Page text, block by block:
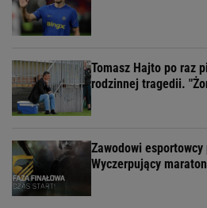
Tomasz Hajto po raz
rodzinnej tragedii.
Zawodowi esportowcy
Wyczerpujący